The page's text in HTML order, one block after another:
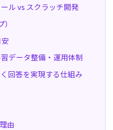
ル vs スクラッチ開発
データ整備・運用体制
回答を実現する仕組み
由